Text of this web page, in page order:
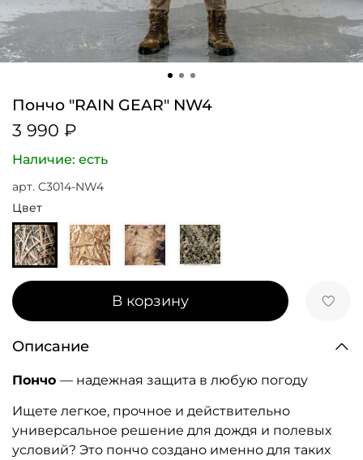
арт. C3014-NW4
Пончо "RAIN GEAR" NW4
3 990 ₽
Наличие: есть
В корзину
Цвет
Описание
Пончо — надежная защита в любую погоду
Ищете легкое, прочное и действительно
универсальное решение для дождя и полевых
условий? Это пончо создано именно для таких